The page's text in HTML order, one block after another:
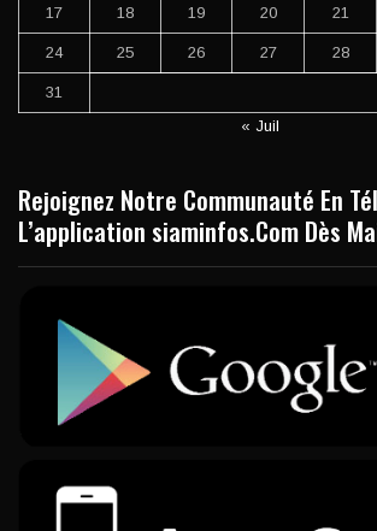
17 18 19 20 21
24 25 26 27 28
31
« Juil
Rejoignez Notre Communauté En
L’application siaminfos.Com Dès